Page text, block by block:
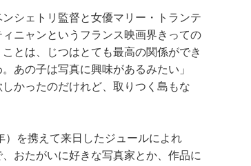
シェトリ監督と女優マリー・トランテ
ニャンというフランス映画界きっての
とは、じつはとても最高の関係ができ
あの子は写真に興味があるみたい」
かったのだけれど、取りつく島もな
を携えて来日したジュールによれ
おたがいに好きな写真家とか、作品に